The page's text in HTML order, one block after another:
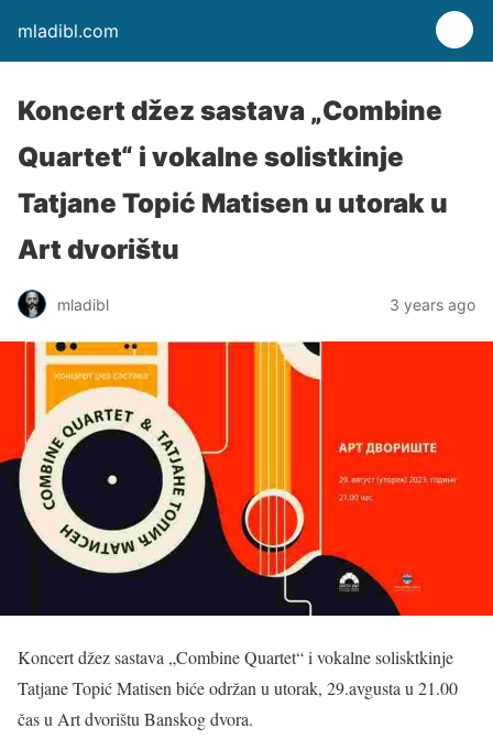
mladibl.com
Koncert džez sastava „Combine
Quartet“ i vokalne solistkinje
Tatjane Topić Matisen u utorak u
Art dvorištu
mladibl 3 years ago
Koncert džez sastava „Combine Quartet“ i vokalne solisktkinje
Tatjane Topić Matisen biće održan u utorak, 29.avgusta u 21.00
čas u Art dvorištu Banskog dvora.